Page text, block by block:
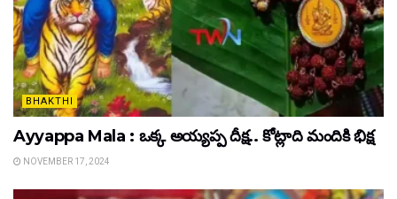
BHAKTHI
Ayyappa Mala : ఒక్క అయ్యప్ప దీక్ష.. కోట్లాది మందికి భిక్ష
NOVEMBER 17, 2024